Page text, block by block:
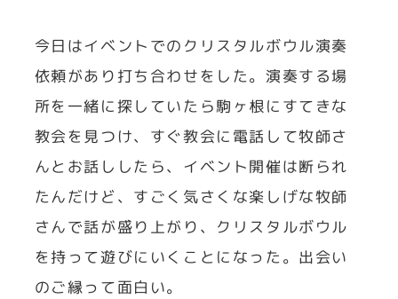
今日はイベントでのクリスタルボウル演奏
依頼があり打ち合わせをした。演奏する場
所を一緒に探していたら駒ヶ根にすてきな
教会を見つけ、すぐ教会に電話して牧師さ
んとお話ししたら、イベント開催は断られ
たんだけど、すごく気さくな楽しげな牧師
さんで話が盛り上がり、クリスタルボウル
を持って遊びにいくことになった。出会い
のご縁って面白い。